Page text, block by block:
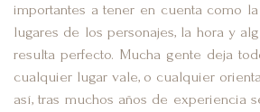
importantes a tener en cuenta como
lugares de los personajes, la hora y
resulta perfecto. Mucha gente deja
cualquier lugar vale, o cualquier
así, tras muchos años de experiencia